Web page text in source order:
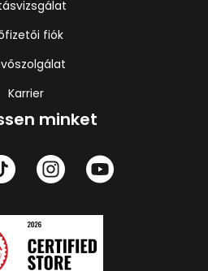
fiók
Karrier
minket